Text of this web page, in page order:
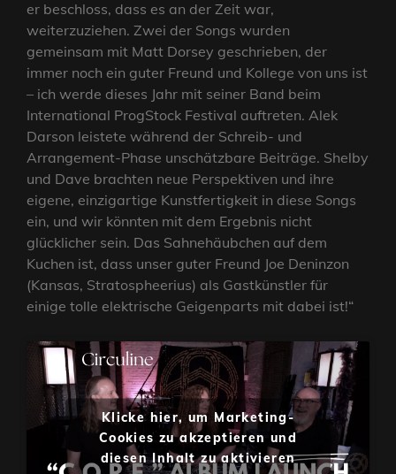
er beschloss, dass es an der Zeit war,
weiterzuziehen. Zwei der Songs wurden
gemeinsam mit Matt Dorsey geschrieben, der
immer noch ein guter Freund und Kollege von uns ist
– ich werde dieses Jahr mit seiner Band beim
International ProgStock Festival auftreten. Alek
Darson leistete während der Schreib- und
Arrangement-Phase unschätzbare Beiträge. Shelby
und Dave brachten neue Perspektiven und ihre
eigene, einzigartige Kunstfertigkeit in diese Songs
ein, und wir könnten mit dem Ergebnis nicht
glücklicher sein. Das Sahnehäubchen auf dem
Kuchen ist, dass unser guter Freund Joe Deninzon
(Kansas, Stratospheerius) als Gastkünstler für
einige tolle elektrische Geigenparts mit dabei ist!“
Klicke hier, um Marketing-
Cookies zu akzeptieren und
diesen Inhalt zu aktivieren